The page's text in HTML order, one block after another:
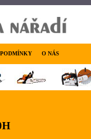
PODMÍNKY O NÁS